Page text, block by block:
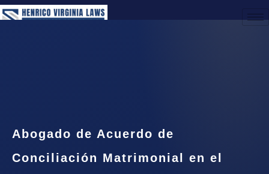
Abogado de Acuerdo de
Conciliación Matrimonial en el